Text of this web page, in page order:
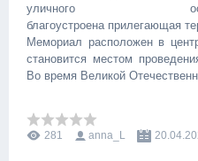
уличного
благоустроена прилегающая
Мемориал расположен в
становится местом
Во время Великой Отечественн
281 anna_L